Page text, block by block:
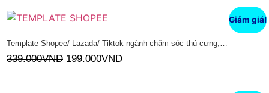
Giảm giá!
Template Shopee/ Lazada/ Tiktok ngành chăm sóc thú cưng,…
339.000VND 199.000VND